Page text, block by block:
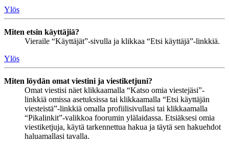
Ylös
Miten etsin käyttäjiä?
Vieraile “Käyttäjät”-sivulla ja klikkaa “Etsi käyttäjä”-linkkiä.
Ylös
Miten löydän omat viestini ja viestiketjuni?
Omat viestisi näet klikkaamalla “Katso omia viestejäsi”-
linkkiä omissa asetuksissa tai klikkaamalla “Etsi käyttäjän
viesteistä”-linkkiä omalla profiilisivullasi tai klikkaamalla
“Pikalinkit”-valikkoa foorumin ylälaidassa. Etsiäksesi omia
viestiketjuja, käytä tarkennettua hakua ja täytä sen hakuehdot
haluamallasi tavalla.